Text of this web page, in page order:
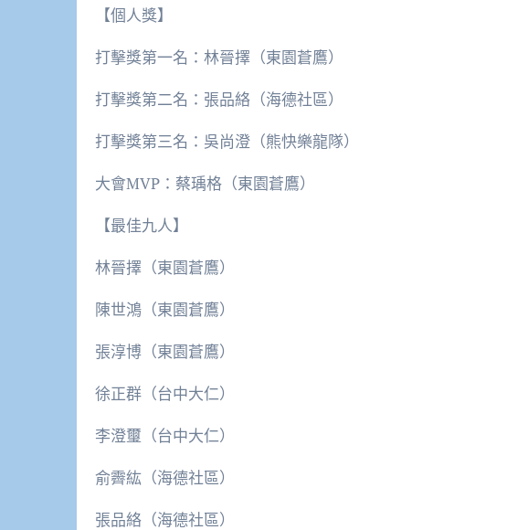
【個人獎】
打擊獎第一名：林晉擇（東園蒼鷹）
打擊獎第二名：張品絡（海德社區）
打擊獎第三名：吳尚澄（熊快樂龍隊）
大會MVP：蔡瑀格（東園蒼鷹）
【最佳九人】
林晉擇（東園蒼鷹）
陳世鴻（東園蒼鷹）
張淳博（東園蒼鷹）
徐正群（台中大仁）
李澄璽（台中大仁）
俞霽紘（海德社區）
張品絡（海德社區）